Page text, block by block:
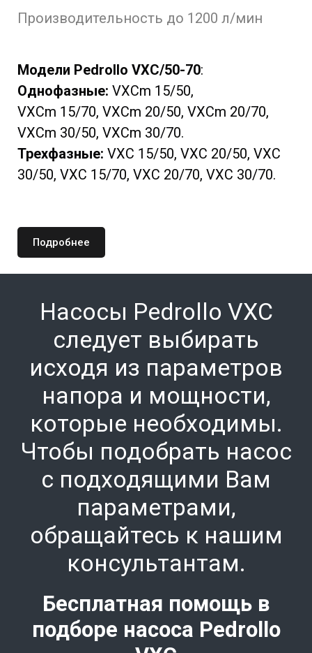
Производительность до 1200 л/мин
Модели Pedrollo VXC/50-70:
Однофазные: VXCm 15/50,
VXCm 15/70, VXCm 20/50, VXCm 20/70,
VXCm 30/50, VXCm 30/70.
Трехфазные: VXC 15/50, VXC 20/50, VXC
30/50, VXC 15/70, VXC 20/70, VXC 30/70.
Подробнее
Насосы Pedrollo VXC
следует выбирать
исходя из параметров
напора и мощности,
которые необходимы.
Чтобы подобрать насос
с подходящими Вам
параметрами,
обращайтесь к нашим
консультантам.
Бесплатная помощь в
подборе насоса Pedrollo